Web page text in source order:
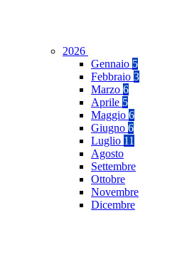
2026
Gennaio 5
Febbraio 3
Marzo 6
Aprile 5
Maggio 6
Giugno 6
Luglio 11
Agosto
Settembre
Ottobre
Novembre
Dicembre